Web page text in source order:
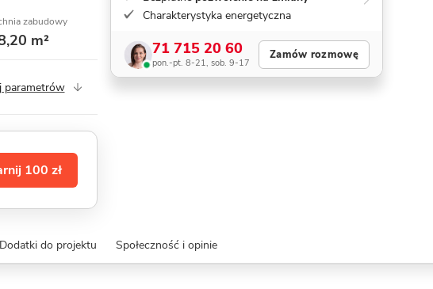
zabudowy
m²
parametrów
100 zł
Charakterystyka energetyczna
71 715 20 60
pon.-pt. 8-21, sob. 9-17
Zamów rozmowę
Dodatki do projektu Społeczność i opinie